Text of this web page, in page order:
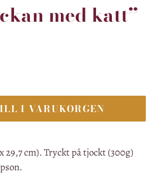
med katt”
I VARUKORGEN
29,7 cm). Tryckt på tjockt (300g)